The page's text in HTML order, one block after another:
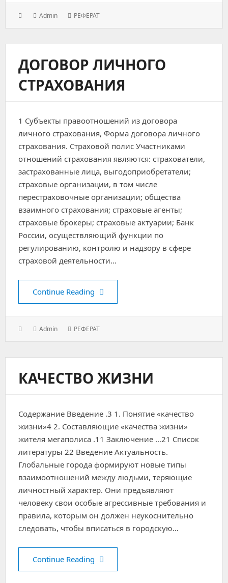
PostedAuthor:
Admin Categories:
РЕФЕРАТ
ДОГОВОР ЛИЧНОГО
СТРАХОВАНИЯ
1 Субъекты правоотношений из договора
личного страхования, Форма договора личного
страхования. Страховой полис Участниками
отношений страхования являются: страхователи,
застрахованные лица, выгодоприобретатели;
страховые организации, в том числе
перестраховочные организации; общества
взаимного страхования; страховые агенты;
страховые брокеры; страховые актуарии; Банк
России, осуществляющий функции по
регулированию, контролю и надзору в сфере
страховой деятельности…
Continue Reading Договор личного страхования
PostedAuthor:
Admin Categories:
РЕФЕРАТ
КАЧЕСТВО ЖИЗНИ
Содержание Введение .3 1. Понятие «качество
жизни»4 2. Составляющие «качества жизни»
жителя мегаполиса .11 Заключение …21 Список
литературы 22 Введение Актуальность.
Глобальные города формируют новые типы
взаимоотношений между людьми, теряющие
личностный характер. Они предъявляют
человеку свои особые агрессивные требования и
правила, которым он должен неукоснительно
следовать, чтобы вписаться в городскую…
Continue Reading Качество жизни